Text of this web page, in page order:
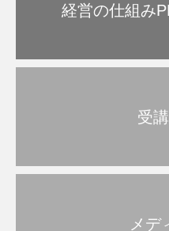
経営の仕組み
受
メデ